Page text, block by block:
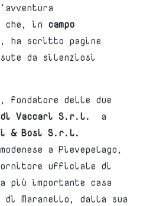
che, in campo
, ha scritto pagine
da silenziosi
, fondatore delle due
Vaccari S.r.l.
a
& Bosi S.r.l.
a Pievepelago,
ufficiale di
più importante casa
di Maranello, dalla sua